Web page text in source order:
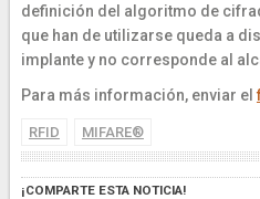
definición del algoritmo de
que han de utilizarse queda a
implante y no corresponde al
Para más información, enviar el
RFID MIFARE®
¡COMPARTE ESTA NOTICIA!